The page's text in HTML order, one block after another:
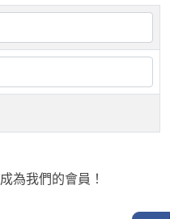
成為我們的會員！